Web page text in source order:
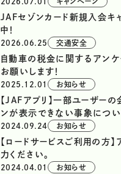
JAFセゾンカード新規入会キ
中！
2026.06.25 交通安全
自動車の税金に関するアンケ
お願いします！
2025.12.01 お知らせ
【JAFアプリ】一部ユーザーの
ンが表示できない事象につい
2024.09.24 お知らせ
【ロードサービスご利用の方
力ください。
2024.04.01 お知らせ